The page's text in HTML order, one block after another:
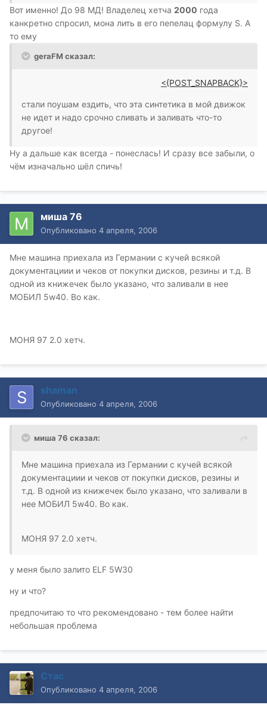
Вот именно! До 98 МД! Владелец хетча 2000 года
канкретно спросил, мона лить в его пепелац формулу S. А
то ему
geraFM сказал:
<{POST_SNAPBACK}>
стали поушам ездить, что эта синтетика в мой движок
не идет и надо срочно сливать и заливать что-то
другое!
Ну а дальше как всегда - понеслась! И сразу все забыли, о
чём изначально шёл спичь!
миша 76
Опубликовано 4 апреля, 2006
Мне машина приехала из Германии с кучей всякой
документациии и чеков от покупки дисков, резины и т.д. В
одной из книжечек было указано, что заливали в нее
МОБИЛ 5w40. Во как.
МОНЯ 97 2.0 хетч.
shaman
Опубликовано 4 апреля, 2006
миша 76 сказал:
Мне машина приехала из Германии с кучей всякой
документациии и чеков от покупки дисков, резины и
т.д. В одной из книжечек было указано, что заливали в
нее МОБИЛ 5w40. Во как.
МОНЯ 97 2.0 хетч.
у меня было залито ELF 5W30
ну и что?
предпочитаю то что рекомендовано - тем более найти
небольшая проблема
Стас
Опубликовано 4 апреля, 2006